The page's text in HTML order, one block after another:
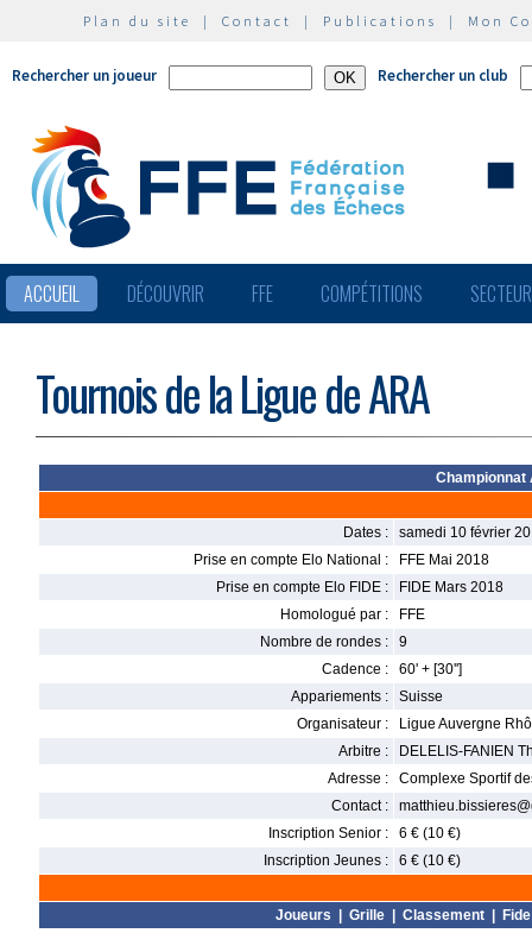
Plan du site | Contact | Publications | Mon
Rechercher un joueur Rechercher un club
ACCUEIL DÉCOUVRIR FFE COMPÉTITIONS
Tournois de la Ligue de ARA
Championnat
Dates :
samedi 10 février
Prise en compte Elo National :
FFE Mai 2018
Prise en compte Elo FIDE :
FIDE Mars 2018
Homologué par :
FFE
Nombre de rondes :
9
Cadence :
60' + [30'']
Appariements :
Suisse
Organisateur :
Ligue Auvergne
Arbitre :
DELELIS-FANIEN
Adresse :
Complexe Sportif
Contact :
Inscription Senior :
6 € (10 €)
Inscription Jeunes :
6 € (10 €)
Joueurs Grille Classement Fide